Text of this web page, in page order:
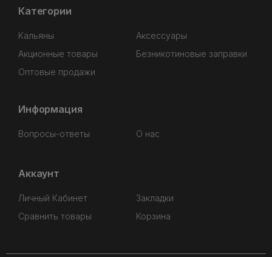
Категории
Кальяны
Аксессуары
Акционные товары
Безникотиновые заправки
Оптовые продажи
Информация
Вопросы-ответы О нас
Аккаунт
Личный Кабинет
Закладки
Сравнить товары
Корзина